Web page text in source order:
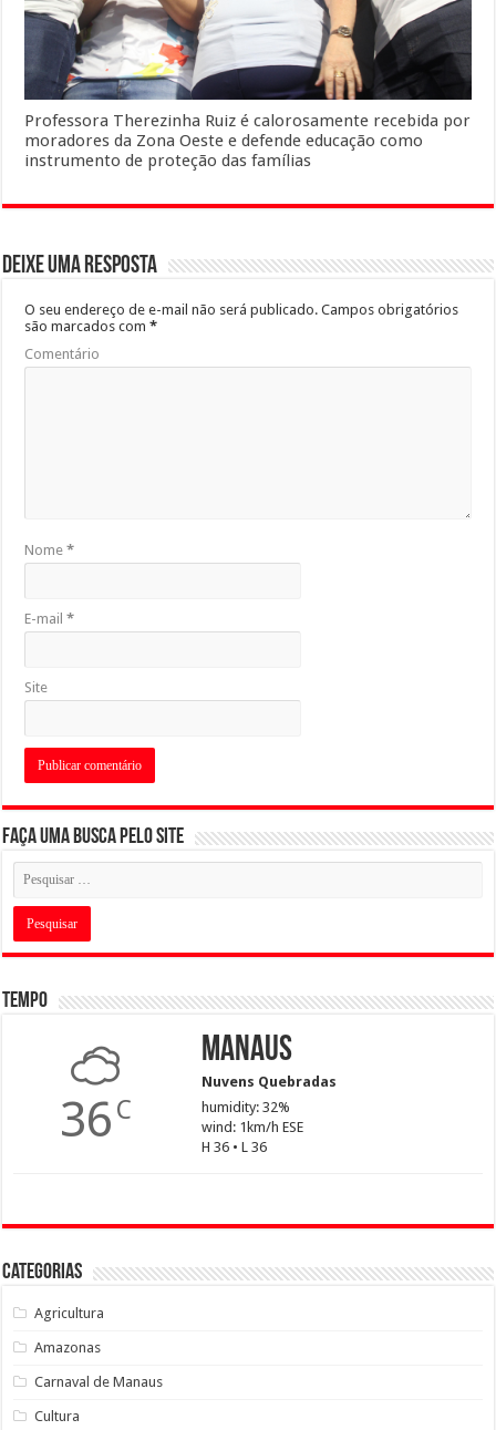
Professora Therezinha Ruiz é calorosamente recebida por
moradores da Zona Oeste e defende educação como
instrumento de proteção das famílias
Deixe uma resposta
O seu endereço de e-mail não será publicado. Campos obrigatórios
são marcados com*
Comentário
Nome*
E-mail*
Site
Faça uma busca pelo Site
Tempo
36 C
Manaus
Nuvens Quebradas
humidity: 32%
wind: 1km/h ESE
H 36 • L 36
Categorias
Agricultura
Amazonas
Carnaval de Manaus
Cultura